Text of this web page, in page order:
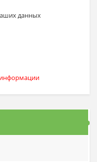
данных